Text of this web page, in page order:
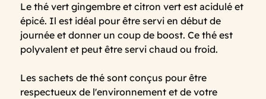
Le thé vert gingembre et citron vert est acidulé et
épicé. Il est idéal pour être servi en début de
journée et donner un coup de boost. Ce thé est
polyvalent et peut être servi chaud ou froid.
Les sachets de thé sont conçus pour être
respectueux de l'environnement et de votre